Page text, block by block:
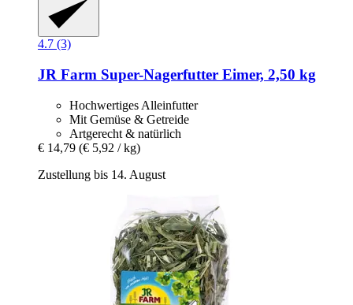
4.7 (3)
JR Farm Super-​Nagerfutter Eimer, 2,50 kg
Hochwertiges Alleinfutter
Mit Gemüse & Getreide
Artgerecht & natürlich
€ 14,79 (€ 5,92 / kg)
Zustellung bis 14. August